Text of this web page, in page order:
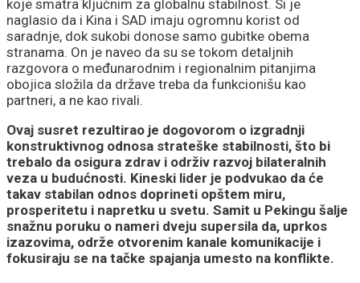
koje smatra ključnim za globalnu stabilnost. Si je
naglasio da i Kina i SAD imaju ogromnu korist od
saradnje, dok sukobi donose samo gubitke obema
stranama. On je naveo da su se tokom detaljnih
razgovora o međunarodnim i regionalnim pitanjima
obojica složila da države treba da funkcionišu kao
partneri, a ne kao rivali.
Ovaj susret rezultirao je dogovorom o izgradnji
konstruktivnog odnosa strateške stabilnosti, što bi
trebalo da osigura zdrav i održiv razvoj bilateralnih
veza u budućnosti. Kineski lider je podvukao da će
takav stabilan odnos doprineti opštem miru,
prosperitetu i napretku u svetu. Samit u Pekingu šalje
snažnu poruku o nameri dveju supersila da, uprkos
izazovima, održe otvorenim kanale komunikacije i
fokusiraju se na tačke spajanja umesto na konflikte.